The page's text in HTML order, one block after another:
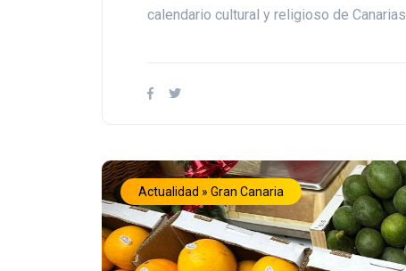
calendario cultural y religioso de Canarias
Actualidad » Gran Canaria